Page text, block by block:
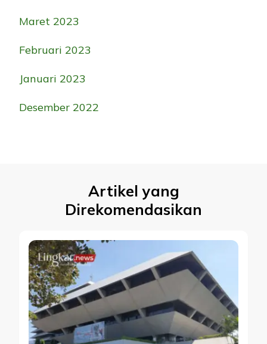
Maret 2023
Februari 2023
Januari 2023
Desember 2022
Artikel yang
Direkomendasikan